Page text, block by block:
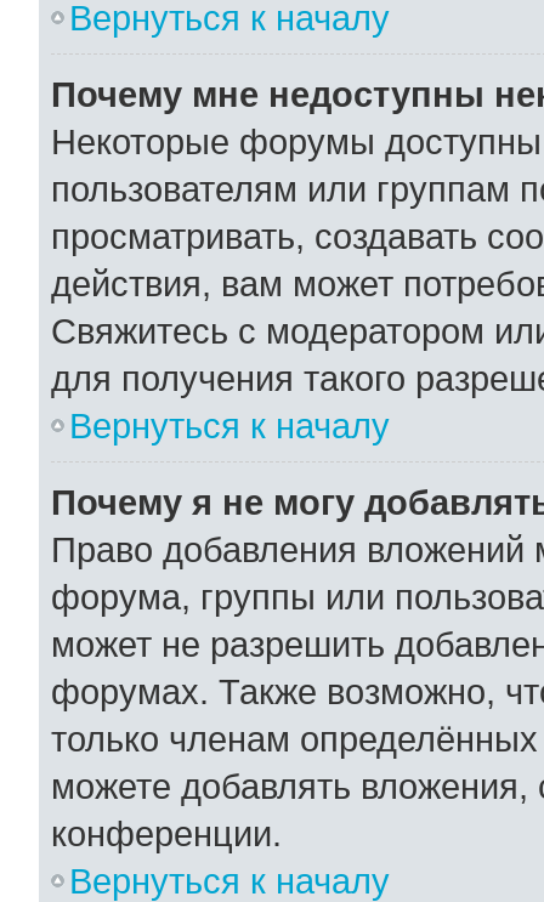
Вернуться к началу
Почему мне недоступны
Некоторые форумы
пользователям или группам
просматривать, создавать
действия, вам может
Свяжитесь с модератором
для получения такого
Вернуться к началу
Почему я не могу
Право добавления вложений
форума, группы или
может не разрешить
форумах. Также возможно,
только членам
можете добавлять
конференции.
Вернуться к началу